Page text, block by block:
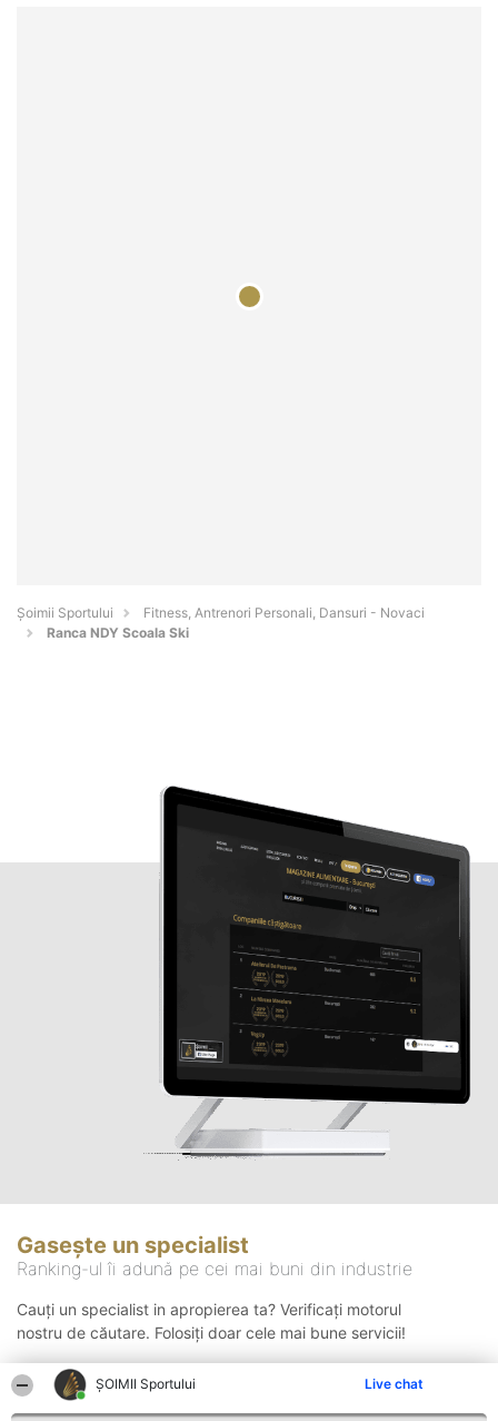
ȘOIMII Sportului Live chat
Șoimii Sportului
Fitness, Antrenori Personali, Dansuri - Novaci
Ranca NDY Scoala Ski
Gasește un specialist
Ranking-ul îi adună pe cei mai buni din industrie
Cauți un specialist in apropierea ta? Verificați motorul
nostru de căutare. Folosiți doar cele mai bune servicii!